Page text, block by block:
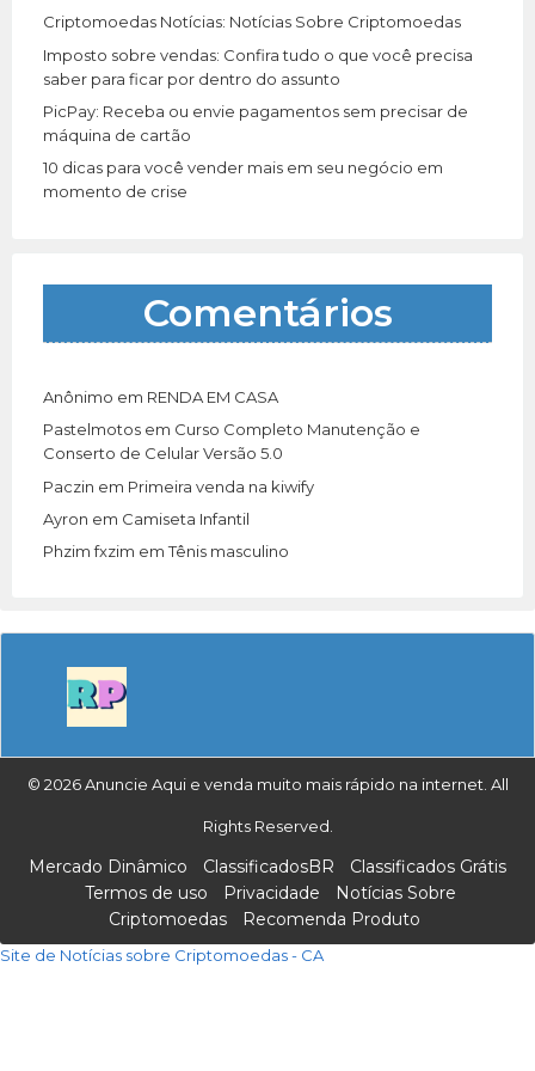
Criptomoedas Notícias: Notícias Sobre Criptomoedas
Imposto sobre vendas: Confira tudo o que você precisa
saber para ficar por dentro do assunto
PicPay: Receba ou envie pagamentos sem precisar de
máquina de cartão
10 dicas para você vender mais em seu negócio em
momento de crise
Comentários
Anônimo em RENDA EM CASA
Pastelmotos em Curso Completo Manutenção e
Conserto de Celular Versão 5.0
Paczin em Primeira venda na kiwify
Ayron em Camiseta Infantil
Phzim fxzim emTênis masculino
© 2026 Anuncie Aqui e venda muito mais rápido na internet. All
Rights Reserved.
Mercado Dinâmico ClassificadosBR
Classificados Grátis
Termos de uso
Privacidade
Notícias Sobre
Criptomoedas
Recomenda Produto
Site de Notícias sobre Criptomoedas - CA